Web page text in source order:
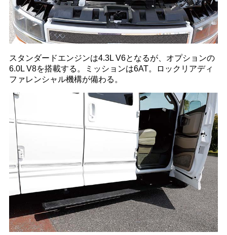
スタンダードエンジンは4.3L V6となるが、オプションの
6.0L V8を搭載する。ミッションは6AT。ロックリアディ
ファレンシャル機構が備わる。